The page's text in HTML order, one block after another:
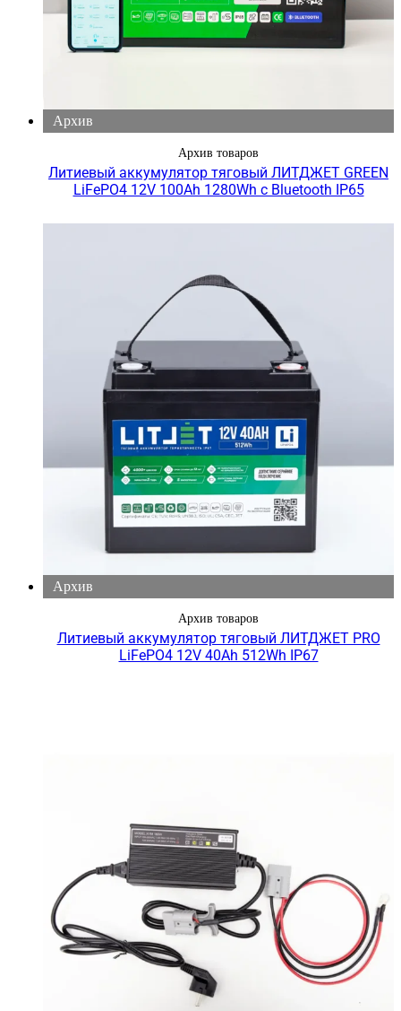
Архив
Архив товаров
Литиевый аккумулятор тяговый ЛИТДЖЕТ GREEN
LiFePO4 12V 100Ah 1280Wh с Bluetooth IP65
Архив
Архив товаров
Литиевый аккумулятор тяговый ЛИТДЖЕТ PRO
LiFePO4 12V 40Ah 512Wh IP67